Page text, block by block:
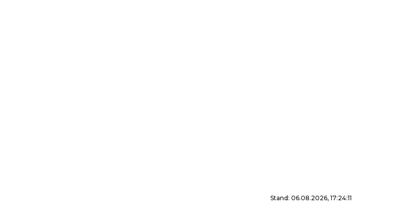
Stand: 06.08.2026, 17:24:11